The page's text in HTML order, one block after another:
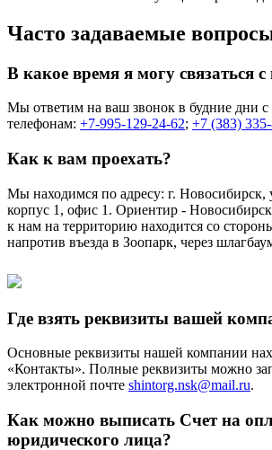
Часто задаваемые
В какое время я могу связаться
Мы ответим на ваш звонок в будние дни с
телефонам: +7-995-129-24-62; +7 (383)
Как к вам проехать?
Мы находимся по адресу: г. Новосибирск,
корпус 1, офис 1. Ориентир -
к нам на территорию находится со
напротив въезда в Зоопарк, через
Где взять реквизиты вашей
Основные реквизиты нашей компании
«Контакты». Полные реквизиты можно
электронной почте shintorg.nsk@mail.ru.
Как можно выписать Счет на
юридического лица?